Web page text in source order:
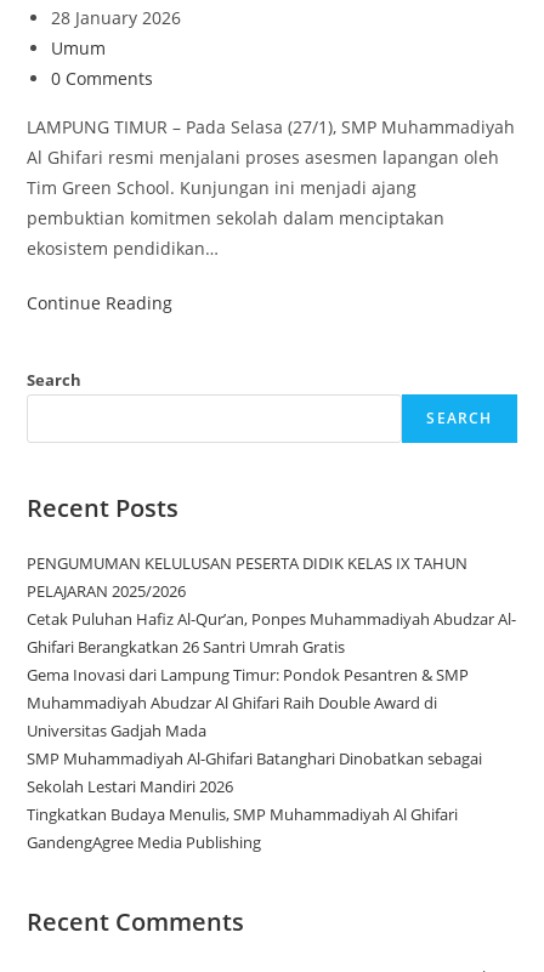
28 January 2026
Umum
0 Comments
​LAMPUNG TIMUR – Pada Selasa (27/1), SMP Muhammadiyah
Al Ghifari resmi menjalani proses asesmen lapangan oleh
Tim Green School. Kunjungan ini menjadi ajang
pembuktian komitmen sekolah dalam menciptakan
ekosistem pendidikan…
Continue Reading
Search
SEARCH
Recent Posts
PENGUMUMAN KELULUSAN PESERTA DIDIK KELAS IX TAHUN
PELAJARAN 2025/2026
Cetak Puluhan Hafiz Al-Qur’an, Ponpes Muhammadiyah Abudzar Al-
Ghifari Berangkatkan 26 Santri Umrah Gratis
Gema Inovasi dari Lampung Timur: Pondok Pesantren & SMP
Muhammadiyah Abudzar Al Ghifari Raih Double Award di
Universitas Gadjah Mada
SMP Muhammadiyah Al-Ghifari Batanghari Dinobatkan sebagai
Sekolah Lestari Mandiri 2026
Tingkatkan Budaya Menulis, SMP Muhammadiyah Al Ghifari
GandengAgree Media Publishing
Recent Comments